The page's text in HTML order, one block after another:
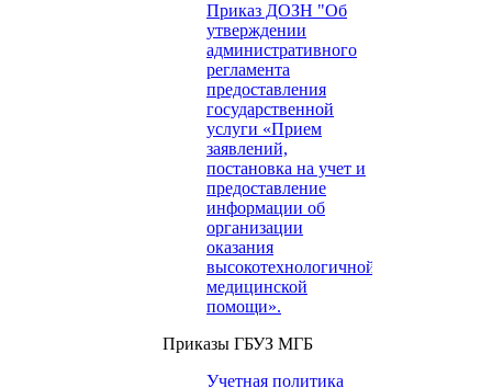
Приказ ДОЗН "Об
утверждении
административного
регламента
предоставления
государственной
услуги «Прием
заявлений,
постановка на учет и
предоставление
информации об
организации
оказания
высокотехнологичной
медицинской
помощи».
Приказы ГБУЗ МГБ
Учетная политика